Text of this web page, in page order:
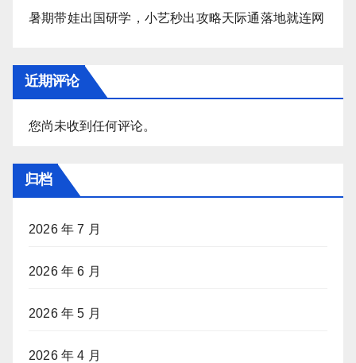
暑期带娃出国研学，小艺秒出攻略天际通落地就连网
近期评论
您尚未收到任何评论。
归档
2026 年 7 月
2026 年 6 月
2026 年 5 月
2026 年 4 月